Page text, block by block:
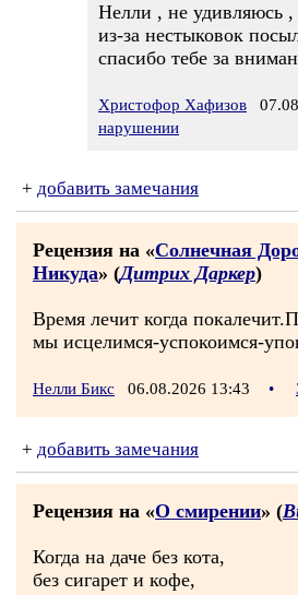
Нелли , не удивляюсь ,
из-за нестыковок
спасибо тебе за
Христофор Хафизов
нарушении
+ добавить замечания
Рецензия на «Солнечная
Никуда» (Дитрих Даркер)
Время лечит когда
мы исцелимся-успокоимся-
Нелли Бикс 06.08.2026 13:43 •
+ добавить замечания
Рецензия на «О смирении» (
Когда на даче без кота,
без сигарет и кофе,